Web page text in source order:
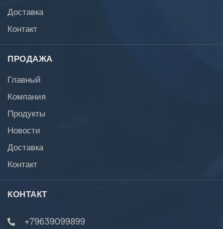
Доставка
Контакт
ПРОДАЖА
Главный
Компания
Продукты
Новости
Доставка
Контакт
КОНТАКТ
+79639099899